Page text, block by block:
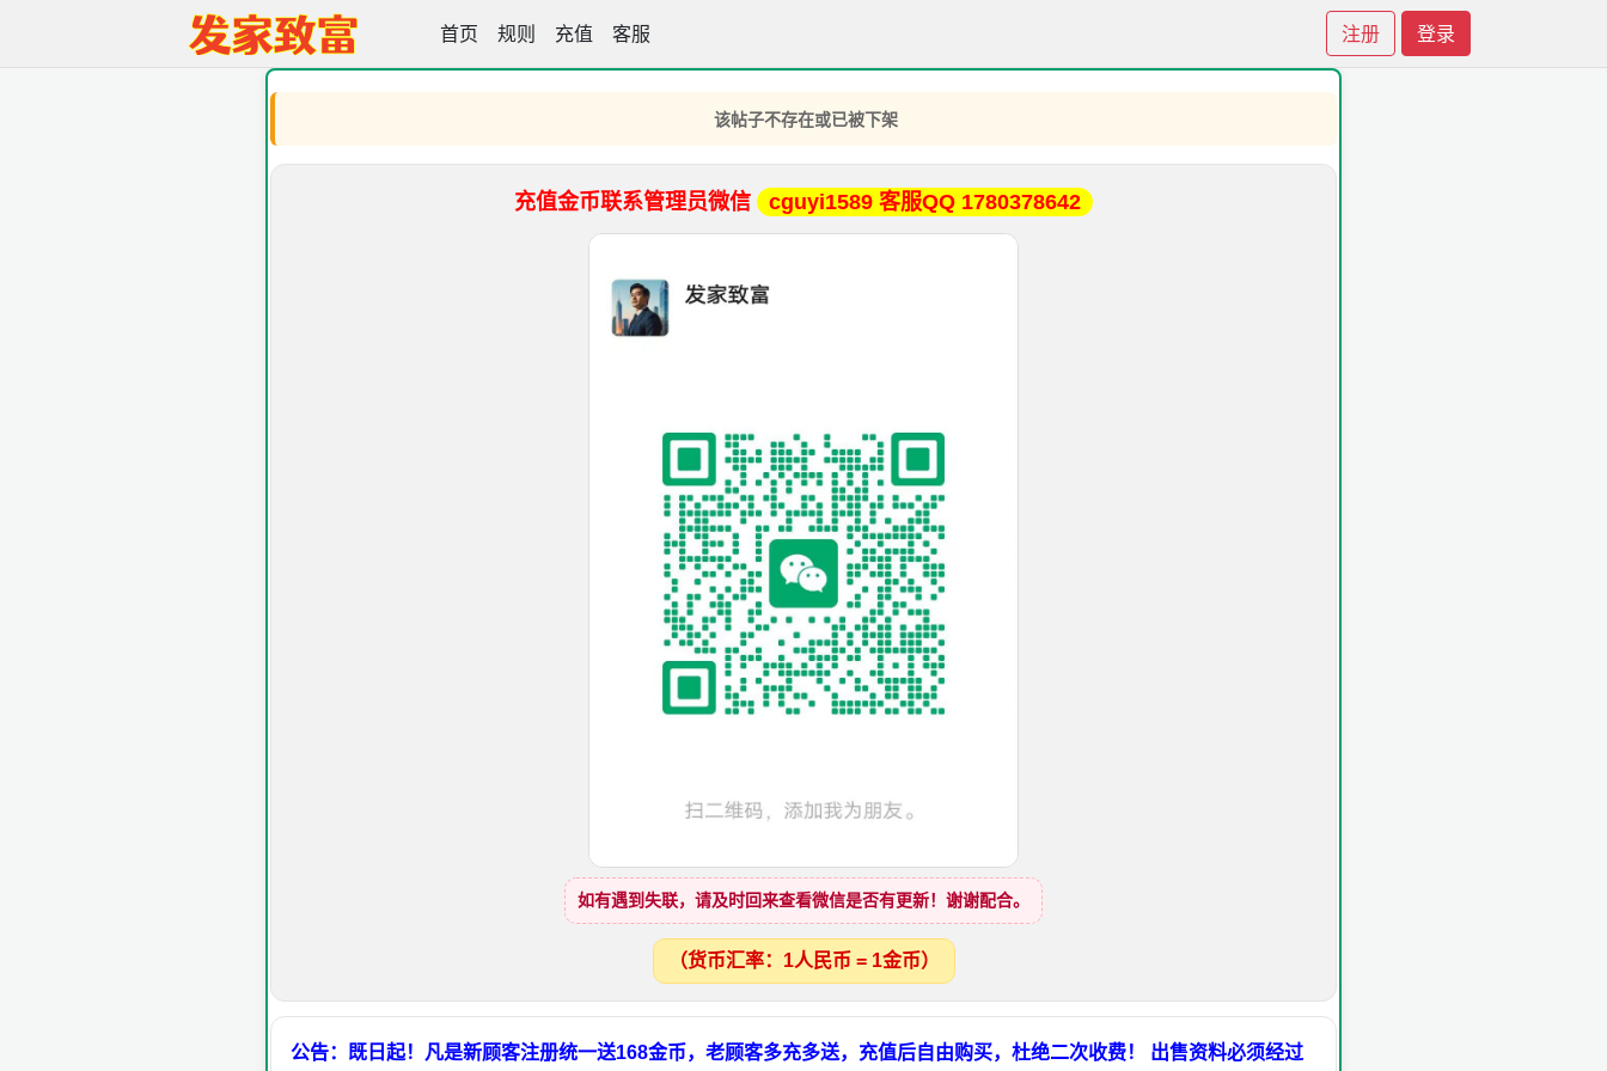
首页 规则 充值 客服 注册 登录
发家致富高手坛
该帖子不存在或已被下架
充值金币联系管理员微信 cguyi1589 客服QQ 1780378642
如有遇到失联，请及时回来查看微信是否有更新！谢谢配合。
（货币汇率：1人民币 = 1金币）
公告：既日起！凡是新顾客注册统一送168金币，老顾客多充多送，充值后自由购买，杜绝二次收费！ 出售资料必须经过